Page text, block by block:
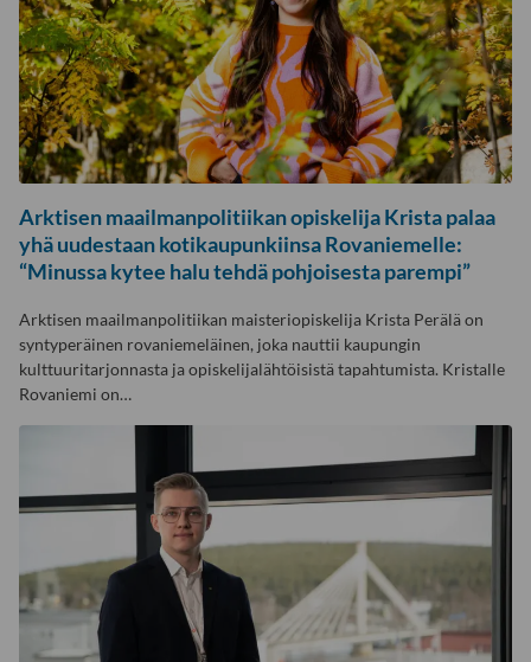
Arktisen maailmanpolitiikan opiskelija Krista palaa
yhä uudestaan kotikaupunkiinsa Rovaniemelle:
“Minussa kytee halu tehdä pohjoisesta parempi”
Arktisen maailmanpolitiikan maisteriopiskelija Krista Perälä on
syntyperäinen rovaniemeläinen, joka nauttii kaupungin
kulttuuritarjonnasta ja opiskelijalähtöisistä tapahtumista. Kristalle
Rovaniemi on…